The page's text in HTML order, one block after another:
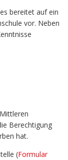
bereitet auf ein
vor. Neben
Berechtigung
hat.
(Formular